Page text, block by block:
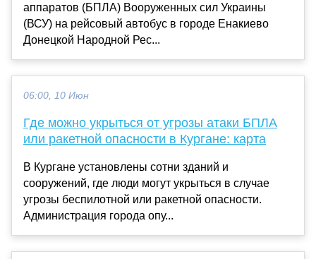
аппаратов (БПЛА) Вооруженных сил Украины
(ВСУ) на рейсовый автобус в городе Енакиево
Донецкой Народной Рес...
06:00, 10 Июн
Где можно укрыться от угрозы атаки БПЛА
или ракетной опасности в Кургане: карта
В Кургане установлены сотни зданий и
сооружений, где люди могут укрыться в случае
угрозы беспилотной или ракетной опасности.
Администрация города опу...